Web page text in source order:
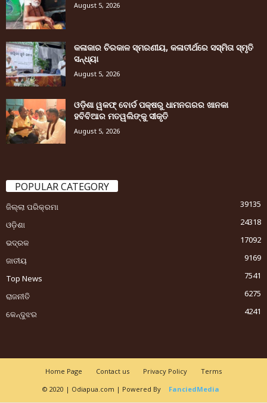
August 5, 2026
କଳାକାର ଚିରକାଳ ସ୍ମରଣୀୟ, କଳାତୀର୍ଥରେ ସସ୍ମିତା ସ୍ମୃତି
ସନ୍ଧ୍ୟା
August 5, 2026
ଓଡ଼ିଶା ୱକଫ୍ ବୋର୍ଡ ପକ୍ଷରୁ ଧାମନଗରର ଖାନକା
ହବିବିଆର ମତୱଲିଙ୍କୁ ସୀକୃତି
August 5, 2026
POPULAR CATEGORY
ଜିଲ୍ଲା ପରିକ୍ରମା
39135
ଓଡ଼ିଶା
24318
ଭଦ୍ରକ
17092
ଜାତୀୟ
9169
Top News
7541
ରାଜନୀତି
6275
କେନ୍ଦୁଝର
4241
Home Page Contact us Privacy Policy
Terms
© 2020 | Odiapua.com | Powered By
FanciedMedia